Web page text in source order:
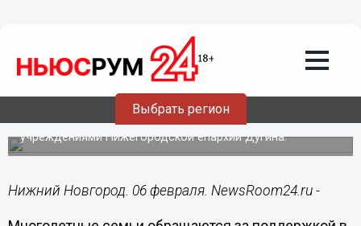
Выбрать регион
темой совместного приёма граждан в
администрации Советского района
Прием проведут Уполномоченный по правам человека в
региона Отделкина, глава администрации Советского
района Исаев, замначальника отдела по
взаимодействию с медицинскими и социальными
учреждениями Нижегородской епархии Дугина.
Нижний Новгород. 06 февраля. NewsRoom24.ru -